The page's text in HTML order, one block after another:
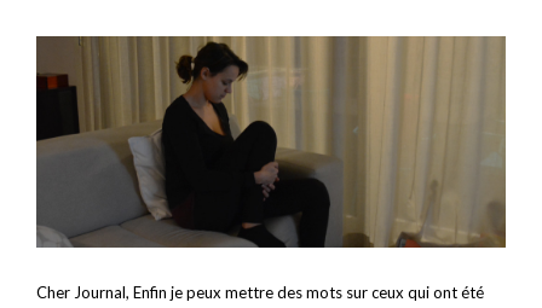
Cher Journal, Enfin je peux mettre des mots sur ceux qui ont été